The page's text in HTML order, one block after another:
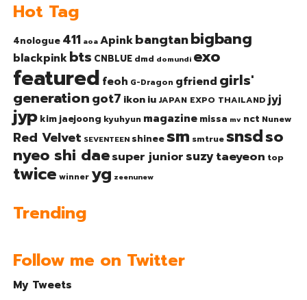
Hot Tag
4nologue 411 aoa Apinkbangtanbigbang
blackpinkbts CNBLUE dmd domundi exo
featured feoh G-Dragon gfriend girls'
generationgot7 ikoniu JAPAN EXPO THAILAND jyj
jyp kim jaejoong kyuhyun magazine missa mv nct Nunew
Red Velvet SEVENTEEN shinee sm smtrue snsdso
nyeo shi daesuper junior suzytaeyeon top
twice winner yg zeenunew
Trending
Follow me on Twitter
My Tweets